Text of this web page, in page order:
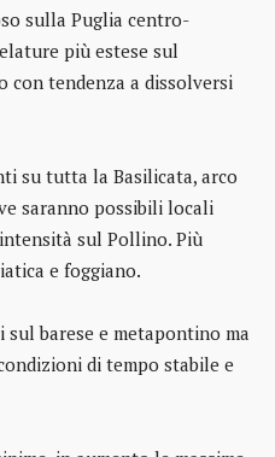
sulla Puglia centro-
più estese sul
con tendenza a dissolversi
su tutta la Basilicata, arco
saranno possibili locali
sul Pollino. Più
e foggiano.
barese e metapontino ma
di tempo stabile e